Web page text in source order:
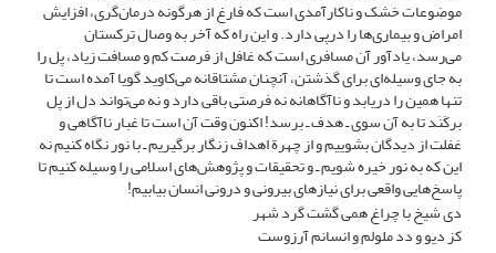
موضوعات خشک و ناکارآمدی است که فارغ از هرگونه درمان‌گری، افزایش
امراض و بیماری‌ها را درپی دارد. و این راه که آخر به وصال ترکستان
می‌رسد، یادآور آن مسافری است که غافل از فرصت کم و مسافت زیاد، پل را
به جای وسیله‌ای برای گذشتن، آنچنان مشتاقانه می‌کاوید گویا آمده است تا
تنها همین را دریابد و ناآگاهانه نه فرصتی باقی دارد و نه می‌تواند دل از پل
برکَنَد تا به آن سوی ـ هدف ـ برسد! اکنون وقت آن است تا غبار ناآگاهی و
غفلت از دیدگان بشوییم و از چهرة اهداف زنگار برگیریم ـ با نور نگاه کنیم نه
این که به نور خیره شویم ـ و تحقیقات و پژوهش‌های اسلامی را وسیله کنیم تا
پاسخ‌هایی واقعی برای نیازهای بیرونی و درونی انسان بیابیم!
دی شیخ با چراغ همی گشت گرد شهر
کز دیو و دد ملولم و انسانم آرزوست